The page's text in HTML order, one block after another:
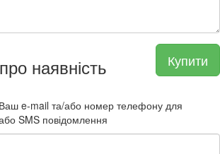
Купити
наявність
Ваш e-mail та/або номер телефону для
SMS повідомлення